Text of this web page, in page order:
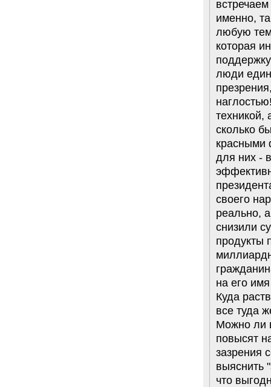
именно,
любую
которая
люди
техникой,
сколько
красными
для них -
своего
реально,
снизили
продукты
на его
Куда
все туда
Можно ли
повысят
зазрения
выяснить
что